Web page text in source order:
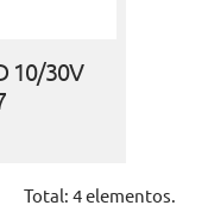
10/30V
Total: 4 elementos.